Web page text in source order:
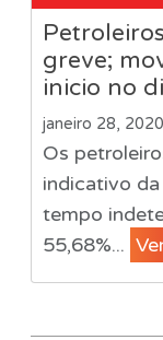
greve;
inicio no
janeiro 28,
Os
indicativo
tempo
55,68%...